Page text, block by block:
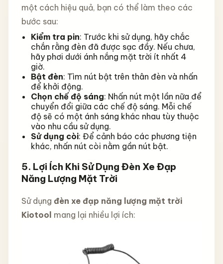
một cách hiệu quả, bạn có thể làm theo các
bước sau:
Kiểm tra pin: Trước khi sử dụng, hãy chắc
chắn rằng đèn đã được sạc đầy. Nếu chưa,
hãy phơi dưới ánh nắng mặt trời ít nhất 4
giờ.
Bật đèn: Tìm nút bật trên thân đèn và nhấn
để khởi động.
Chọn chế độ sáng: Nhấn nút một lần nữa để
chuyển đổi giữa các chế độ sáng. Mỗi chế
độ sẽ có một ánh sáng khác nhau tùy thuộc
vào nhu cầu sử dụng.
Sử dụng còi: Để cảnh báo các phương tiện
khác, nhấn nút còi nằm gần nút bật.
5. Lợi Ích Khi Sử Dụng Đèn Xe Đạp
Năng Lượng Mặt Trời
Sử dụng đèn xe đạp năng lượng mặt trời
Kiotool mang lại nhiều lợi ích: